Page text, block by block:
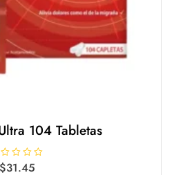
104 Tabletas
$31.45